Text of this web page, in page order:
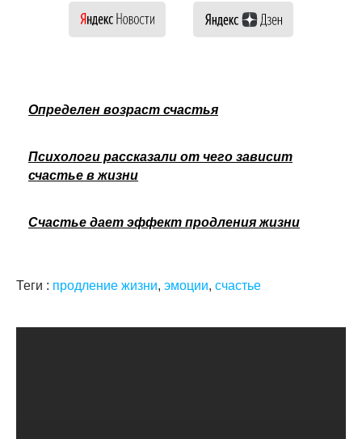
Определен возраст счастья
Психологи рассказали от чего зависит
счастье в жизни
Счастье дает эффект продления жизни
Теги : продление жизни, эмоции, счастье